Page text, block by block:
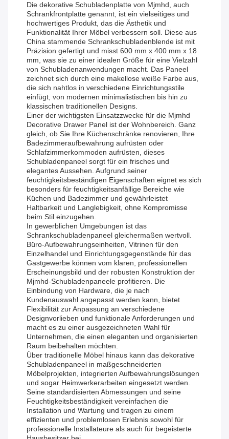
Die dekorative Schubladenplatte von Mjmhd, auch
Schrankfrontplatte genannt, ist ein vielseitiges und
hochwertiges Produkt, das die Ästhetik und
Funktionalität Ihrer Möbel verbessern soll. Diese aus
China stammende Schrankschubladenblende ist mit
Präzision gefertigt und misst 600 mm x 400 mm x 18
mm, was sie zu einer idealen Größe für eine Vielzahl
von Schubladenanwendungen macht. Das Paneel
zeichnet sich durch eine makellose weiße Farbe aus,
die sich nahtlos in verschiedene Einrichtungsstile
einfügt, von modernen minimalistischen bis hin zu
klassischen traditionellen Designs.
Einer der wichtigsten Einsatzzwecke für die Mjmhd
Decorative Drawer Panel ist der Wohnbereich. Ganz
gleich, ob Sie Ihre Küchenschränke renovieren, Ihre
Badezimmeraufbewahrung aufrüsten oder
Schlafzimmerkommoden aufrüsten, dieses
Schubladenpaneel sorgt für ein frisches und
elegantes Aussehen. Aufgrund seiner
feuchtigkeitsbeständigen Eigenschaften eignet es sich
besonders für feuchtigkeitsanfällige Bereiche wie
Küchen und Badezimmer und gewährleistet
Haltbarkeit und Langlebigkeit, ohne Kompromisse
beim Stil einzugehen.
In gewerblichen Umgebungen ist das
Schrankschubladenpaneel gleichermaßen wertvoll.
Büro-Aufbewahrungseinheiten, Vitrinen für den
Einzelhandel und Einrichtungsgegenstände für das
Gastgewerbe können vom klaren, professionellen
Erscheinungsbild und der robusten Konstruktion der
Mjmhd-Schubladenpaneele profitieren. Die
Einbindung von Hardware, die je nach
Kundenauswahl angepasst werden kann, bietet
Flexibilität zur Anpassung an verschiedene
Designvorlieben und funktionale Anforderungen und
macht es zu einer ausgezeichneten Wahl für
Unternehmen, die einen eleganten und organisierten
Raum beibehalten möchten.
Über traditionelle Möbel hinaus kann das dekorative
Schubladenpaneel in maßgeschneiderten
Möbelprojekten, integrierten Aufbewahrungslösungen
und sogar Heimwerkerarbeiten eingesetzt werden.
Seine standardisierten Abmessungen und seine
Feuchtigkeitsbeständigkeit vereinfachen die
Installation und Wartung und tragen zu einem
effizienten und problemlosen Erlebnis sowohl für
professionelle Installateure als auch für begeisterte